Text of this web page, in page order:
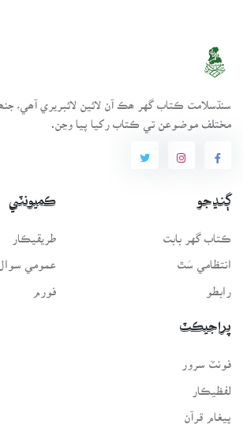
مختلف موضوعن تي ڪتاب رکيا پيا وڃن.
ڳنڍجو
ڪتاب گهر بابت
انتظامي سَٿ
رابطو
ڪميونٽي
طريقيڪار
عمومي سوال
فورم
پراجيڪٽ
فونٽ سرور
لفظيڪار
پيغامِ قرآن